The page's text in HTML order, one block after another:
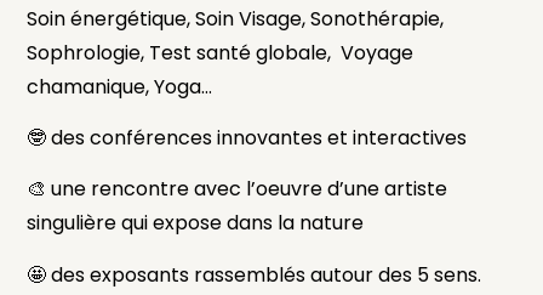
Soin énergétique, Soin Visage, Sonothérapie,
Sophrologie, Test santé globale, Voyage
chamanique, Yoga…
🤓 des conférences innovantes et interactives
🎨 une rencontre avec l’oeuvre d’une artiste
singulière qui expose dans la nature
🤩 des exposants rassemblés autour des 5 sens.